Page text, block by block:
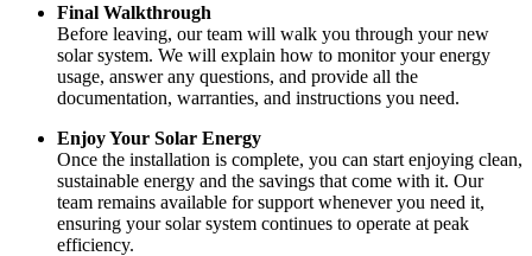
Final Walkthrough
Before leaving, our team will walk you through your new
solar system. We will explain how to monitor your energy
usage, answer any questions, and provide all the
documentation, warranties, and instructions you need.
Enjoy Your Solar Energy
Once the installation is complete, you can start enjoying clean,
sustainable energy and the savings that come with it. Our
team remains available for support whenever you need it,
ensuring your solar system continues to operate at peak
efficiency.